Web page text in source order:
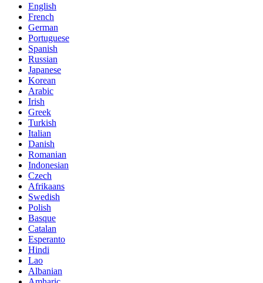
English
French
German
Portuguese
Spanish
Russian
Japanese
Korean
Arabic
Irish
Greek
Turkish
Italian
Danish
Romanian
Indonesian
Czech
Afrikaans
Swedish
Polish
Basque
Catalan
Esperanto
Hindi
Lao
Albanian